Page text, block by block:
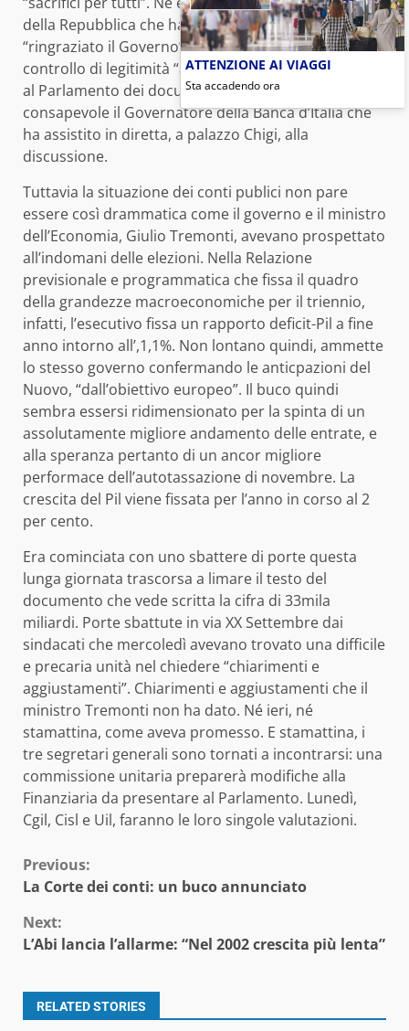
della Repubblica che ha visto in anticipo il testo e ha
“ringraziato il Governo” facendo sapere che dopo il
controllo di legitimità “autorizzerà la presentazione
al Parlamento dei documenti di bilancio”. Ne è
consapevole il Governatore della Banca d’Italia che
ha assistito in diretta, a palazzo Chigi, alla
discussione.
Tuttavia la situazione dei conti publici non pare
essere così drammatica come il governo e il ministro
dell’Economia, Giulio Tremonti, avevano prospettato
all’indomani delle elezioni. Nella Relazione
previsionale e programmatica che fissa il quadro
della grandezze macroeconomiche per il triennio,
infatti, l’esecutivo fissa un rapporto deficit-Pil a fine
anno intorno all’,1,1%. Non lontano quindi, ammette
lo stesso governo confermando le anticpazioni del
Nuovo, “dall’obiettivo europeo”. Il buco quindi
sembra essersi ridimensionato per la spinta di un
assolutamente migliore andamento delle entrate, e
alla speranza pertanto di un ancor migliore
performace dell’autotassazione di novembre. La
crescita del Pil viene fissata per l’anno in corso al 2
per cento.
Era cominciata con uno sbattere di porte questa
lunga giornata trascorsa a limare il testo del
documento che vede scritta la cifra di 33mila
miliardi. Porte sbattute in via XX Settembre dai
sindacati che mercoledì avevano trovato una difficile
e precaria unità nel chiedere “chiarimenti e
aggiustamenti”. Chiarimenti e aggiustamenti che il
ministro Tremonti non ha dato. Né ieri, né
stamattina, come aveva promesso. E stamattina, i
tre segretari generali sono tornati a incontrarsi: una
commissione unitaria preparerà modifiche alla
Finanziaria da presentare al Parlamento. Lunedì,
Cgil, Cisl e Uil, faranno le loro singole valutazioni.
Continue
Previous:
La Corte dei conti: un buco annunciato
Next:
L’Abi lancia l’allarme: “Nel 2002 crescita più lenta”
RELATED STORIES
ATTENZIONE AI VIAGGI
Sta accadendo ora